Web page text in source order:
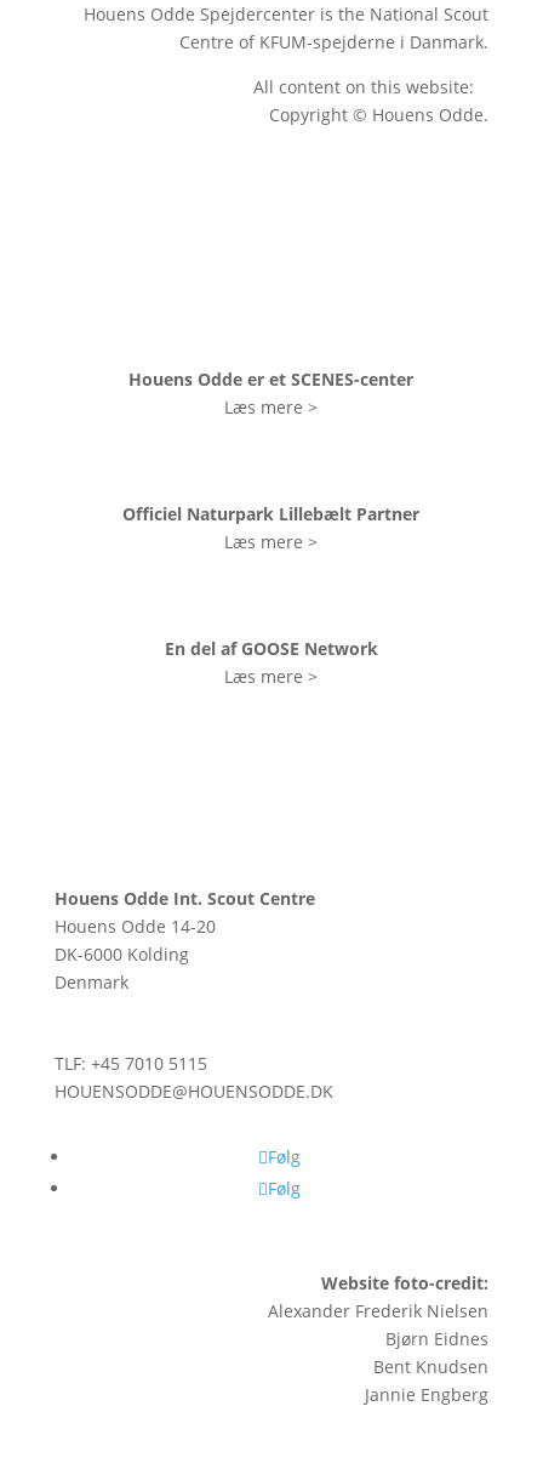
Houens Odde Spejdercenter is the National Scout
Centre of KFUM-spejderne i Danmark.
All content on this website:
Copyright © Houens Odde.
Houens Odde er et SCENES-center
Læs mere >
Officiel Naturpark Lillebælt Partner
Læs mere >
En del af GOOSE Network
Læs mere >
Houens Odde Int. Scout Centre
Houens Odde 14-20
DK-6000 Kolding
Denmark
TLF: +45 7010 5115
HOUENSODDE@HOUENSODDE.DK
Følg
Følg
Website foto-credit:
Alexander Frederik Nielsen
Bjørn Eidnes
Bent Knudsen
Jannie Engberg